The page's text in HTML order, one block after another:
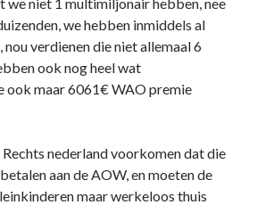
De verkeerde Handelsgeest
we hebben inmiddels al
verdienen die niet allemaal 6
ook nog heel wat
ook maar 6061€ WAO premie
nederland voorkomen dat die
aan de AOW, en moeten de
maar werkeloos thuis